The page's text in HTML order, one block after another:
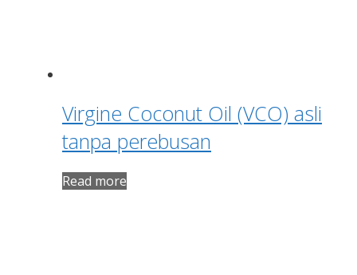
Virgine Coconut Oil (VCO) asli
tanpa perebusan
Read more